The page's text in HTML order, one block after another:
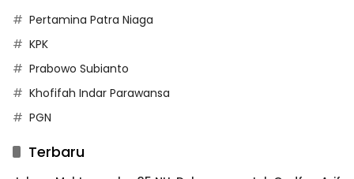
Pertamina Patra Niaga
KPK
Prabowo Subianto
Khofifah Indar Parawansa
PGN
Terbaru